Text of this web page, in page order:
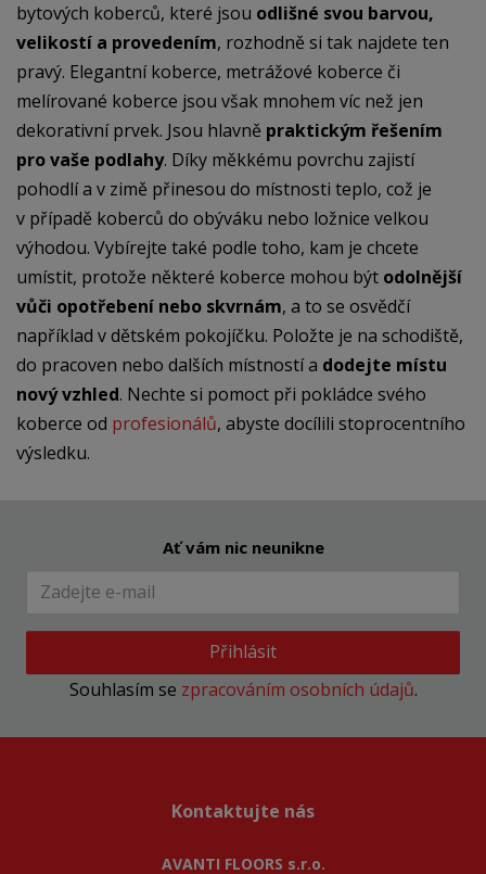
bytových koberců, které jsou odlišné svou barvou,
velikostí a provedením, rozhodně si tak najdete ten
pravý. Elegantní koberce, metrážové koberce či
melírované koberce jsou však mnohem víc než jen
dekorativní prvek. Jsou hlavně praktickým řešením
pro vaše podlahy. Díky měkkému povrchu zajistí
pohodlí a v zimě přinesou do místnosti teplo, což je
v případě koberců do obýváku nebo ložnice velkou
výhodou. Vybírejte také podle toho, kam je chcete
umístit, protože některé koberce mohou být odolnější
vůči opotřebení nebo skvrnám, a to se osvědčí
například v dětském pokojíčku. Položte je na schodiště,
do pracoven nebo dalších místností a dodejte místu
nový vzhled. Nechte si pomoct při pokládce svého
koberce od profesionálů, abyste docílili stoprocentního
výsledku.
Ať vám nic neunikne
Přihlásit
Souhlasím se zpracováním osobních údajů.
Kontaktujte nás
AVANTI FLOORS s.r.o.